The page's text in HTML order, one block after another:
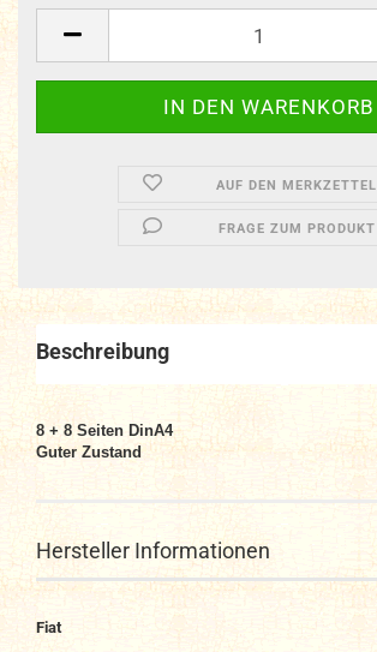
AUF DEN MERKZETTEL
FRAGE ZUM PRODUKT
Beschreibung
8 + 8 Seiten DinA4
Guter Zustand
Hersteller Informationen
Fiat